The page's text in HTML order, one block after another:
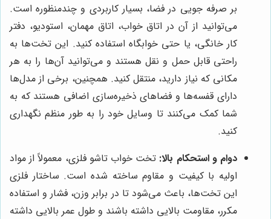
بر صرفه جویی در فضا، بسیار کاربردی و چندمنظوره است.
می‌توانید از آن در اتاق خواب، اتاق مهمان، استودیو، دفتر
کار خانگی، یا حتی خوابگاه استفاده کنید. این تخت‌ها به
راحتی قابل حمل و نقل هستند و می‌توانید آن‌ها را به هر
مکانی که نیاز دارید، منتقل کنید. همچنین، برخی از مدل‌ها
دارای قفسه‌ها و فضاهای ذخیره‌سازی اضافی هستند که به
شما کمک می‌کنند تا وسایل خود را به طور منظم نگهداری
کنید.
دوام و استحکام بالا: تخت خواب تاشو فلزی، معمولاً از مواد
اولیه با کیفیت و مقاوم ساخته شده است. ساختار فلزی
این تخت‌ها، باعث می‌شود تا در برابر وزن، فشار و استفاده
مکرر، مقاومت بالایی داشته باشند و طول عمر بالایی داشته